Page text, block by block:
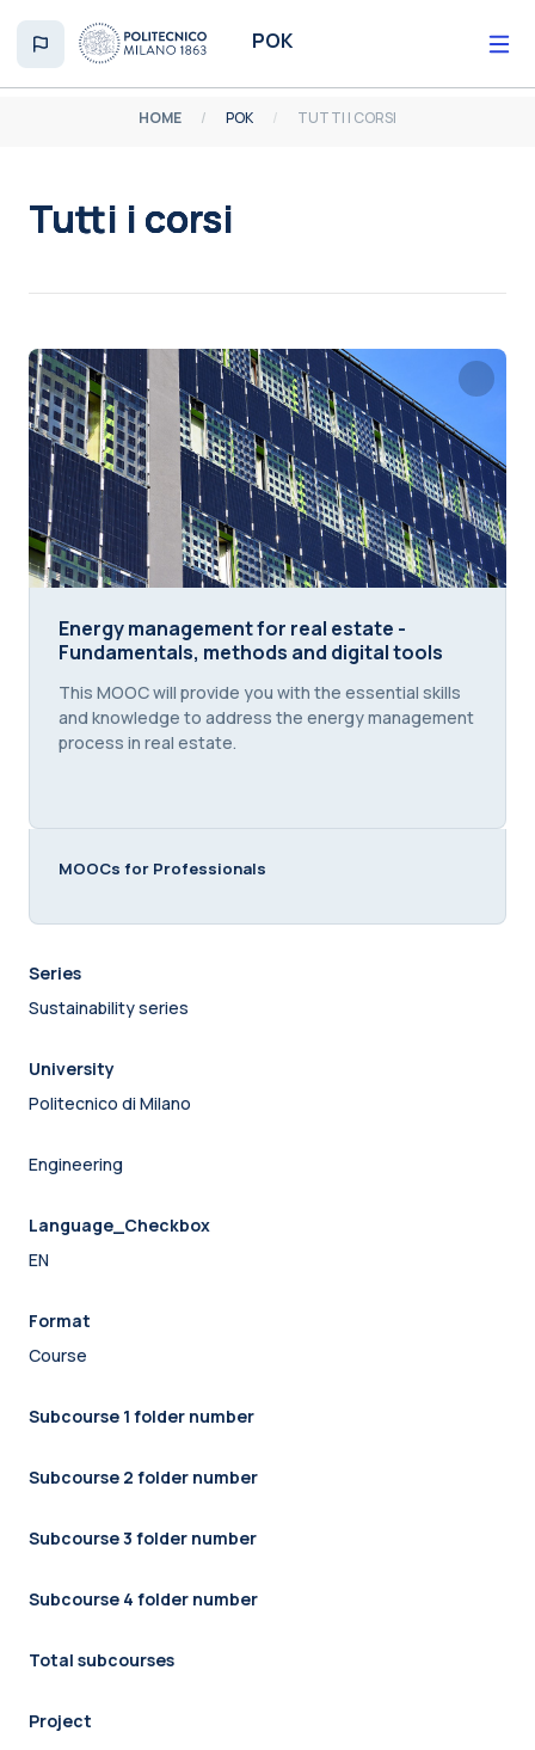
POK
HOME POK TUTTI I CORSI
Tutti i corsi
Energy management for real estate -
Energy management for real estate -
Fundamentals, methods and digital tools
Course summary text:
This MOOC will provide you with the essential skills
and knowledge to address the energy management
process in real estate.
MOOCs for Professionals
Series
Sustainability series
University
Politecnico di Milano
Engineering
Language_Checkbox
EN
Format
Course
Subcourse 1 folder number
Subcourse 2 folder number
Subcourse 3 folder number
Subcourse 4 folder number
Total subcourses
Project